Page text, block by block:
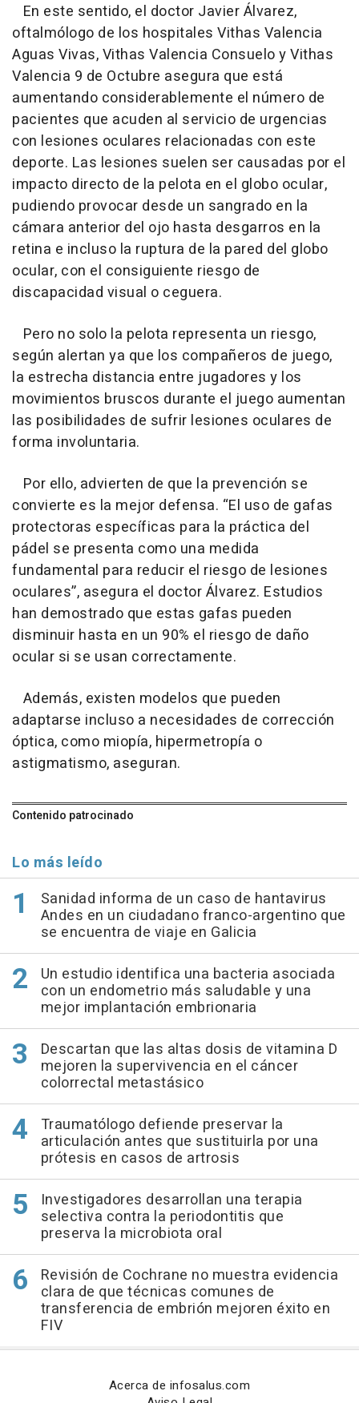
En este sentido, el doctor Javier Álvarez,
oftalmólogo de los hospitales Vithas Valencia
Aguas Vivas, Vithas Valencia Consuelo y Vithas
Valencia 9 de Octubre asegura que está
aumentando considerablemente el número de
pacientes que acuden al servicio de urgencias
con lesiones oculares relacionadas con este
deporte. Las lesiones suelen ser causadas por el
impacto directo de la pelota en el globo ocular,
pudiendo provocar desde un sangrado en la
cámara anterior del ojo hasta desgarros en la
retina e incluso la ruptura de la pared del globo
ocular, con el consiguiente riesgo de
discapacidad visual o ceguera.
Pero no solo la pelota representa un riesgo,
según alertan ya que los compañeros de juego,
la estrecha distancia entre jugadores y los
movimientos bruscos durante el juego aumentan
las posibilidades de sufrir lesiones oculares de
forma involuntaria.
Por ello, advierten de que la prevención se
convierte es la mejor defensa. “El uso de gafas
protectoras específicas para la práctica del
pádel se presenta como una medida
fundamental para reducir el riesgo de lesiones
oculares”, asegura el doctor Álvarez. Estudios
han demostrado que estas gafas pueden
disminuir hasta en un 90% el riesgo de daño
ocular si se usan correctamente.
Además, existen modelos que pueden
adaptarse incluso a necesidades de corrección
óptica, como miopía, hipermetropía o
astigmatismo, aseguran.
Contenido patrocinado
Lo más leído
Sanidad informa de un caso de hantavirus
Andes en un ciudadano franco-argentino que
se encuentra de viaje en Galicia
Un estudio identifica una bacteria asociada
con un endometrio más saludable y una
mejor implantación embrionaria
Descartan que las altas dosis de vitamina D
mejoren la supervivencia en el cáncer
colorrectal metastásico
Traumatólogo defiende preservar la
articulación antes que sustituirla por una
prótesis en casos de artrosis
Investigadores desarrollan una terapia
selectiva contra la periodontitis que
preserva la microbiota oral
Revisión de Cochrane no muestra evidencia
clara de que técnicas comunes de
transferencia de embrión mejoren éxito en
FIV
Acerca de infosalus.com